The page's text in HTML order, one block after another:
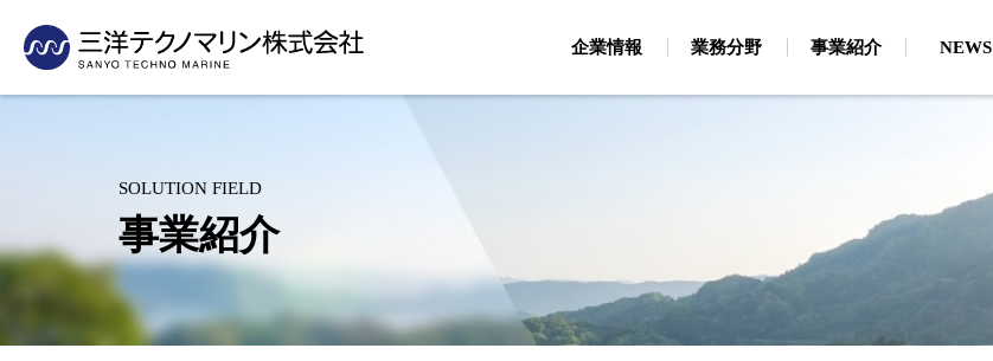
企業情報 業務分野
（汀線測量、横断測量、3Dレーザースキャン）
空中写真測量（UAV測量）
グリーンレーザ測量（UAV搭載）
環境コンサルタント
里海づくり関連事業（藻場・干潟・浅場造成、ブルーカーボン
建設コンサルタント
環境アセスメント
事業紹介
当社の技術の活用事例をご紹介いたします
ギー開発・発電関連事業
（適地選定、環境アセスメント）
水産基盤整備事業関連
（魚礁効果調査・藻場造成）
営診断、海業支援）
里海づくり関連事業
（環境調査、藻場・干潟・浅場造
沿岸防災対策関連事業
（ハザードマップ作成、港湾・海岸
NEWS
・事業活動から見たSDGs ・CSRから見たSDGs
キャリア採用
アルバイト採用
SOLUTION FIELD
事業紹介